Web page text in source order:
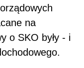
na
o SKO były - i